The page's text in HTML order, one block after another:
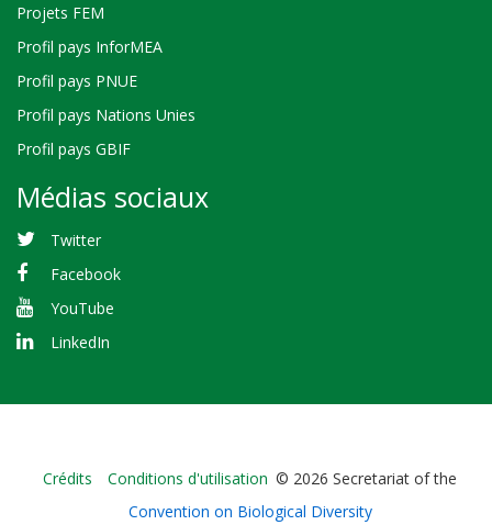
Projets FEM
Profil pays InforMEA
Profil pays PNUE
Profil pays Nations Unies
Profil pays GBIF
Médias sociaux
Twitter
Facebook
YouTube
LinkedIn
Bioland
-
Crédits Conditions d'utilisation © 2026 Secretariat of the
Convention on Biological Diversity